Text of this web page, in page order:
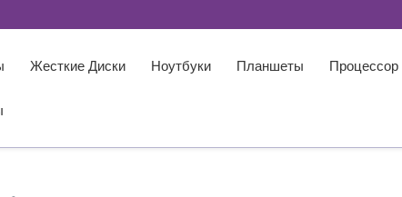
Жесткие Диски Ноутбуки Планшеты Процессор